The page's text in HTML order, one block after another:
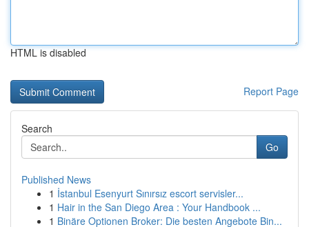
HTML is disabled
Report Page
Search
Go
Published News
1 İstanbul Esenyurt Sınırsız escort servisler...
1 Hair in the San Diego Area : Your Handbook ...
1 Binäre Optionen Broker: Die besten Angebote Bin...